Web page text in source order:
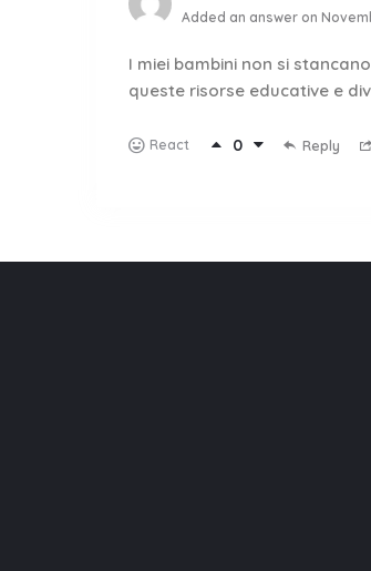
Added an answer on
I miei bambini non si
queste risorse educative e
React 0 Reply